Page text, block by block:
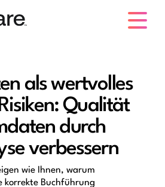
als wertvolles
Qualität
durch
verbessern
wie Ihnen, warum
korrekte Buchführung